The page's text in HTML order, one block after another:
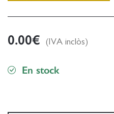
0.00€ (IVA inclòs)
En stock